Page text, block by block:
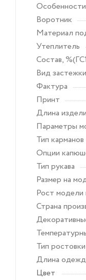
Воротник
Материал
Утеплитель
Состав,
Вид застежки
Фактура
Принт
Длина
Параметры
Тип карманов
Опции
Тип рукава
Размер на
Рост модели
Страна
Тип ростовки
Длина
Цвет